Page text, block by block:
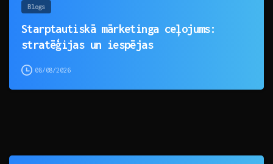
Blogs
Starptautiskā mārketinga ceļojums:
stratēģijas un iespējas
08/08/2026